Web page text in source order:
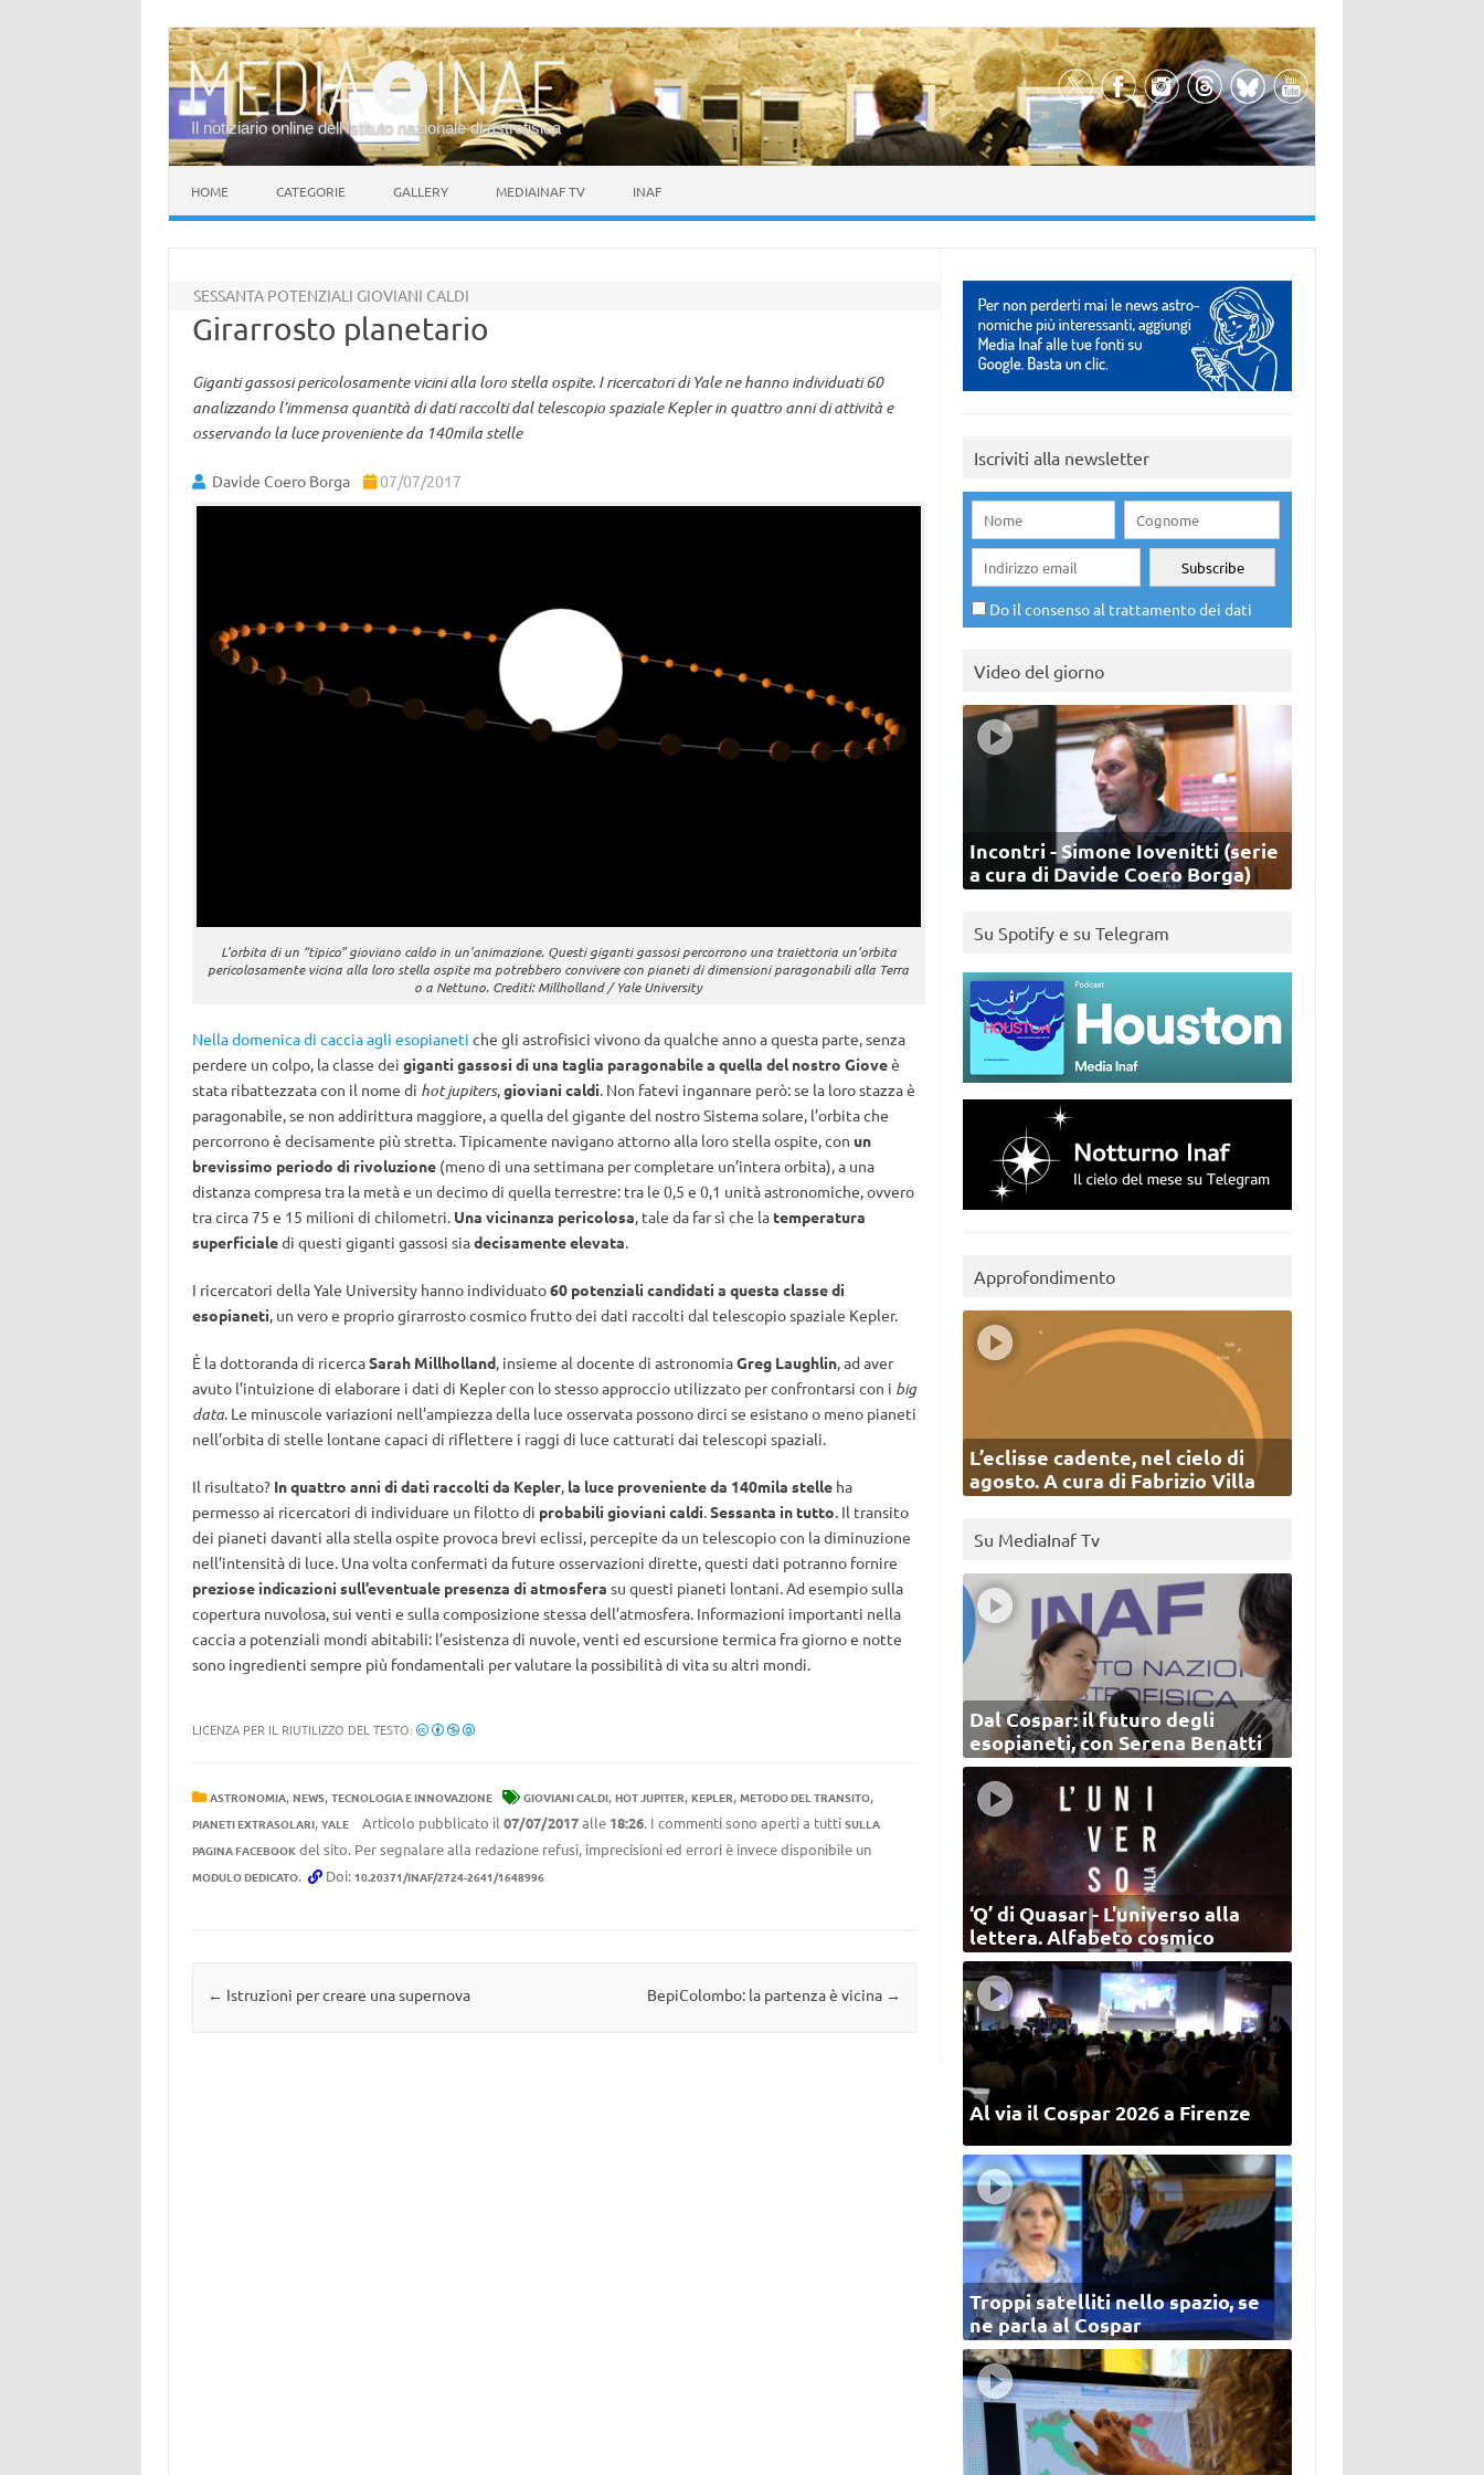
Il notiziario online dell’Istituto nazionale di astrofisica
HOME CATEGORIE GALLERY MEDIAINAF TV INAF
SESSANTA POTENZIALI GIOVIANI CALDI
Girarrosto planetario
Giganti gassosi pericolosamente vicini alla loro stella ospite. I ricercatori di Yale ne hanno individuati 60
analizzando l’immensa quantità di dati raccolti dal telescopio spaziale Kepler in quattro anni di attività e
osservando la luce proveniente da 140mila stelle
Davide Coero Borga 07/07/2017
L’orbita di un “tipico” gioviano caldo in un’animazione. Questi giganti gassosi percorrono una traiettoria un’orbita
pericolosamente vicina alla loro stella ospite ma potrebbero convivere con pianeti di dimensioni paragonabili alla Terra
o a Nettuno. Crediti: Millholland / Yale University
Nella domenica di caccia agli esopianeti che gli astrofisici vivono da qualche anno a questa parte, senza
perdere un colpo, la classe dei giganti gassosi di una taglia paragonabile a quella del nostro Gioveè
stata ribattezzata con il nome di hot jupiters,gioviani caldi. Non fatevi ingannare però: se la loro stazza è
paragonabile, se non addirittura maggiore, a quella del gigante del nostro Sistema solare, l’orbita che
percorrono è decisamente più stretta. Tipicamente navigano attorno alla loro stella ospite, con un
brevissimo periodo di rivoluzione(meno di una settimana per completare un’intera orbita), a una
distanza compresa tra la metà e un decimo di quella terrestre: tra le 0,5 e 0,1 unità astronomiche, ovvero
tra circa 75 e 15 milioni di chilometri. Una vicinanza pericolosa, tale da far sì che la temperatura
superficialedi questi giganti gassosi siadecisamente elevata.
I ricercatori della Yale University hanno individuato60 potenziali candidati a questa classe di
esopianeti, un vero e proprio girarrosto cosmico frutto dei dati raccolti dal telescopio spaziale Kepler.
È la dottoranda di ricercaSarah Millholland, insieme al docente di astronomiaGreg Laughlin, ad aver
avuto l’intuizione di elaborare i dati di Kepler con lo stesso approccio utilizzato per confrontarsi con i big
data. Le minuscole variazioni nell’ampiezza della luce osservata possono dirci se esistano o meno pianeti
nell’orbita di stelle lontane capaci di riflettere i raggi di luce catturati dai telescopi spaziali.
Il risultato? In quattro anni di dati raccolti da Kepler, la luce proveniente da 140mila stelleha
permesso ai ricercatori di individuare un filotto di probabili gioviani caldi.Sessanta in tutto. Il transito
dei pianeti davanti alla stella ospite provoca brevi eclissi, percepite da un telescopio con la diminuzione
nell’intensità di luce. Una volta confermati da future osservazioni dirette, questi dati potranno fornire
preziose indicazioni sull’eventuale presenza di atmosfera su questi pianeti lontani. Ad esempio sulla
copertura nuvolosa, sui venti e sulla composizione stessa dell’atmosfera. Informazioni importanti nella
caccia a potenziali mondi abitabili: l’esistenza di nuvole, venti ed escursione termica fra giorno e notte
sono ingredienti sempre più fondamentali per valutare la possibilità di vita su altri mondi.
LICENZA PER IL RIUTILIZZO DEL TESTO:
ASTRONOMIA, NEWS, TECNOLOGIA E INNOVAZIONE GIOVIANI CALDI, HOT JUPITER, KEPLER, METODO DEL TRANSITO,
PIANETI EXTRASOLARI, YALE Articolo pubblicato il 07/07/2017alle 18:26. I commenti sono aperti a tutti SULLA
PAGINA FACEBOOKdel sito. Per segnalare alla redazione refusi, imprecisioni ed errori è invece disponibile un
MODULO DEDICATO. Doi: 10.20371/INAF/2724-2641/1648996
Navigazione articolo
← Istruzioni per creare una supernova BepiColombo: la partenza è vicina →
Iscriviti alla newsletter
Do il consenso al trattamento dei dati
Video del giorno
Incontri - Simone Iovenitti (serie
a cura di Davide Coero Borga)
Su Spotify e su Telegram
Approfondimento
L’eclisse cadente, nel cielo di
agosto. A cura di Fabrizio Villa
Su MediaInaf Tv
Dal Cospar: il futuro degli
esopianeti, con Serena Benatti
‘Q’ di Quasar - L'universo alla
lettera. Alfabeto cosmico
Al via il Cospar 2026 a Firenze
Troppi satelliti nello spazio, se
ne parla al Cospar